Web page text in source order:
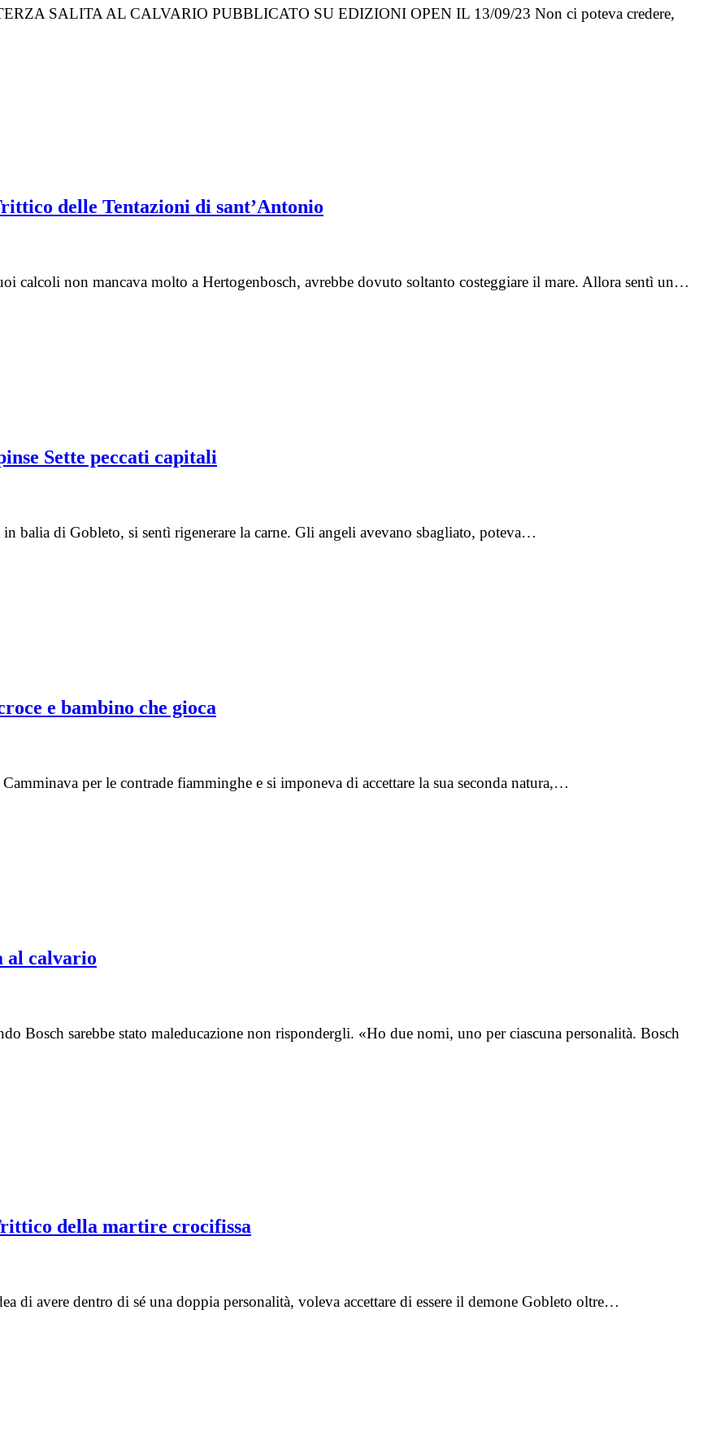
SALITA AL CALVARIO PUBBLICATO SU EDIZIONI OPEN IL 13/09/23 Non ci poteva credere,
delle Tentazioni di sant’Antonio
calcoli non mancava molto a Hertogenbosch, avrebbe dovuto soltanto costeggiare il mare. Allora sentì un…
Sette peccati capitali
balia di Gobleto, si sentì rigenerare la carne. Gli angeli avevano sbagliato, poteva…
e bambino che gioca
per le contrade fiamminghe e si imponeva di accettare la sua seconda natura,…
al calvario
Bosch sarebbe stato maleducazione non rispondergli. «Ho due nomi, uno per ciascuna personalità. Bosch
della martire crocifissa
di avere dentro di sé una doppia personalità, voleva accettare di essere il demone Gobleto oltre…